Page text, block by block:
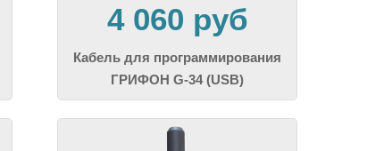
4 060 руб
Кабель для программирования
ГРИФОН G-34 (USB)